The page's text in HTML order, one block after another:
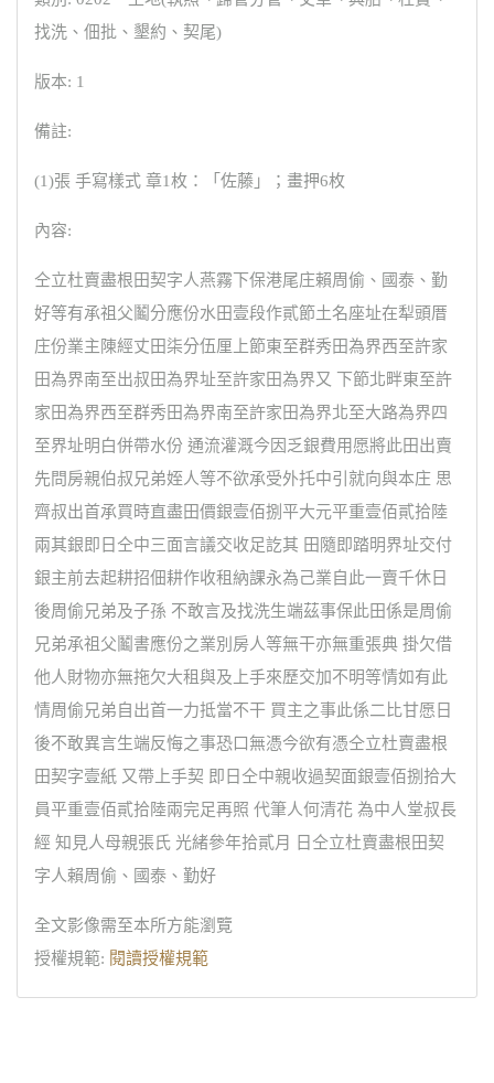
找洗、佃批、墾約、契尾)
版本: 1
備註:
(1)張 手寫樣式 章1枚：「佐藤」；畫押6枚
內容:
仝立杜賣盡根田契字人燕霧下保港尾庄賴周偷、國泰、勤
好等有承祖父鬮分應份水田壹段作貳節土名座址在犁頭厝
庄份業主陳經丈田柒分伍厘上節東至群秀田為界西至許家
田為界南至出叔田為界址至許家田為界又 下節北畔東至許
家田為界西至群秀田為界南至許家田為界北至大路為界四
至界址明白併帶水份 通流灌溉今因乏銀費用愿將此田出賣
先問房親伯叔兄弟姪人等不欲承受外托中引就向與本庄 思
齊叔出首承買時直盡田價銀壹佰捌平大元平重壹佰貳拾陸
兩其銀即日仝中三面言議交收足訖其 田隨即踏明界址交付
銀主前去起耕招佃耕作收租納課永為己業自此一賣千休日
後周偷兄弟及子孫 不敢言及找洗生端茲事保此田係是周偷
兄弟承祖父鬮書應份之業別房人等無干亦無重張典 掛欠借
他人財物亦無拖欠大租與及上手來歷交加不明等情如有此
情周偷兄弟自出首一力抵當不干 買主之事此係二比甘愿日
後不敢異言生端反悔之事恐口無憑今欲有憑仝立杜賣盡根
田契字壹紙 又帶上手契 即日仝中親收過契面銀壹佰捌拾大
員平重壹佰貳拾陸兩完足再照 代筆人何清花 為中人堂叔長
經 知見人母親張氏 光緒參年拾貳月 日仝立杜賣盡根田契
字人賴周偷、國泰、勤好
全文影像需至本所方能瀏覽
授權規範: 閱讀授權規範